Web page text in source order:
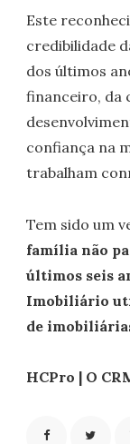
Este
credibilidade
dos últimos
financeiro, da
confiança na
trabalham
Tem sido um
família não
últimos seis
Imobiliário
de
HCPro | O